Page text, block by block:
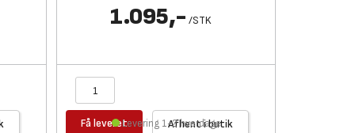
1.095,- /STK
Få leveret Afhent i butik
Levering 1-2 hverdage